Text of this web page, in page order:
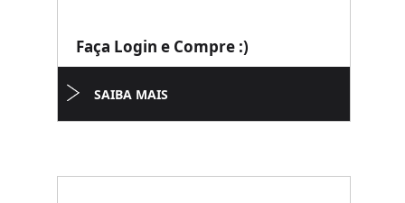
Faça Login e Compre :)
SAIBA MAIS